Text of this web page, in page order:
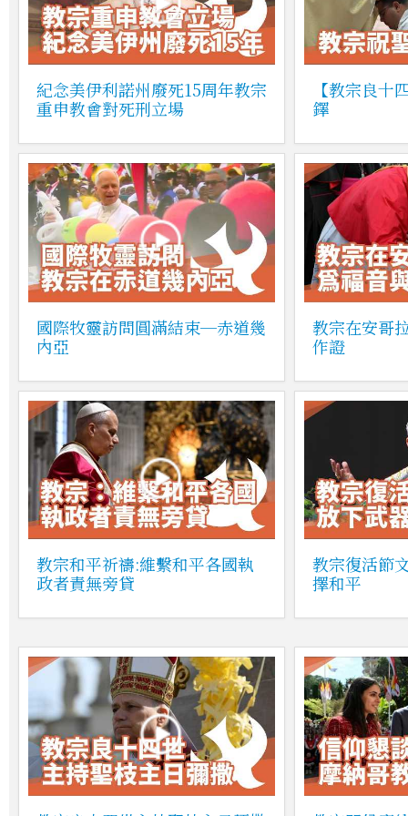
紀念美伊利諾州廢死15周年教宗
重申教會對死刑立場
【教宗良十
鐸
國際牧靈訪問圓滿結束─赤道幾
內亞
教宗在安哥
作證
教宗和平祈禱:維繫和平各國執
政者責無旁貸
教宗復活節
擇和平